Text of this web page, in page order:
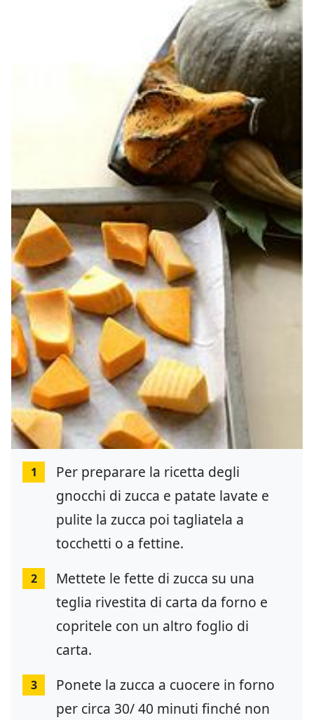
1
Per preparare la ricetta degli
gnocchi di zucca e patate lavate e
pulite la zucca poi tagliatela a
tocchetti o a fettine.
2
Mettete le fette di zucca su una
teglia rivestita di carta da forno e
copritele con un altro foglio di
carta.
3
Ponete la zucca a cuocere in forno
per circa 30/ 40 minuti finché non